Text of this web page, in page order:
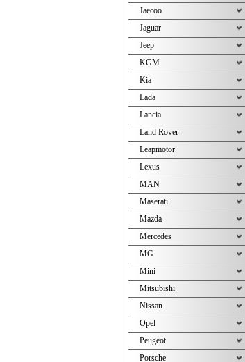
Jaecoo
Jaguar
Jeep
KGM
Kia
Lada
Lancia
Land Rover
Leapmotor
Lexus
MAN
Maserati
Mazda
Mercedes
MG
Mini
Mitsubishi
Nissan
Opel
Peugeot
Porsche